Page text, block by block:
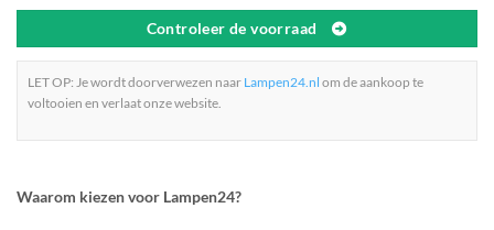
Controleer de voorraad
LET OP: Je wordt doorverwezen naar Lampen24.nl om de aankoop te
voltooien en verlaat onze website.
Waarom kiezen voor Lampen24?